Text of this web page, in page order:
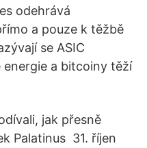
odehrává
a pouze k těžbě
se ASIC
a bitcoiny těží
jak přesně
Palatinus 31. říjen